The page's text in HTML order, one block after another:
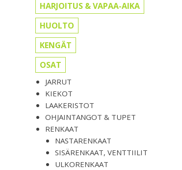
HARJOITUS & VAPAA-AIKA
HUOLTO
KENGÄT
OSAT
JARRUT
KIEKOT
LAAKERISTOT
OHJAINTANGOT & TUPET
RENKAAT
NASTARENKAAT
SISÄRENKAAT, VENTTIILIT
ULKORENKAAT